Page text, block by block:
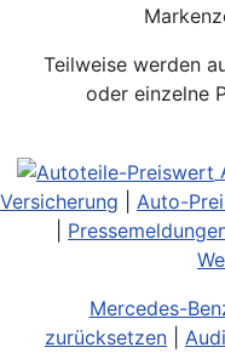
Teilweise werden
oder einzelne
Versicherung
Auto-
Mercedes-
zurücksetzen